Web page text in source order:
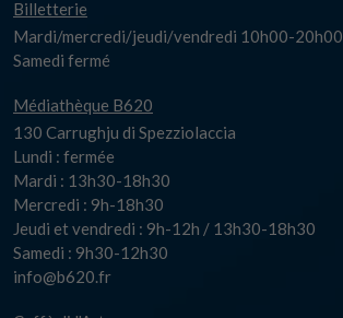
Billetterie
Mardi/mercredi/jeudi/vendredi 10h00-20h00
Samedi fermé
Médiathèque B620
130 Carrughju di Spezziolaccia
Lundi : fermée
Mardi : 13h30-18h30
Mercredi : 9h-18h30
Jeudi et vendredi : 9h-12h / 13h30-18h30
Samedi : 9h30-12h30
info@b620.fr